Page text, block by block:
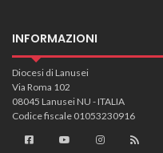
INFORMAZIONI
Diocesi di Lanusei
Via Roma 102
08045 Lanusei NU - ITALIA
Codice fiscale 01053230916